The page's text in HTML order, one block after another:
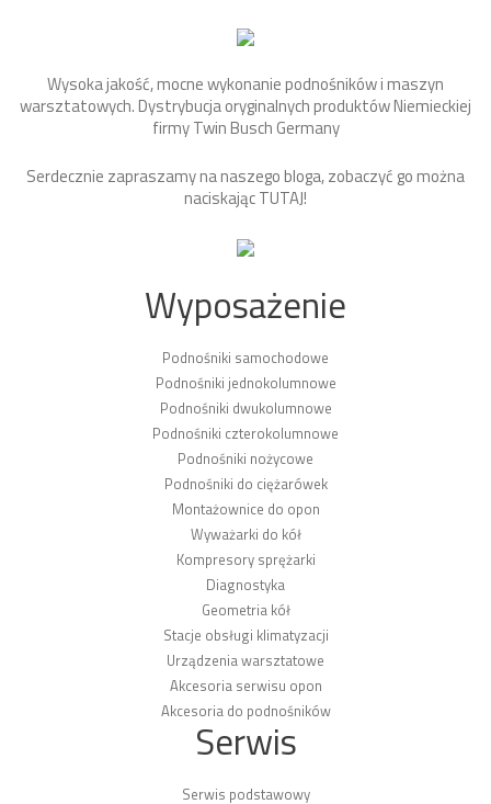
Wysoka jakość, mocne wykonanie podnośników i maszyn
warsztatowych. Dystrybucja oryginalnych produktów Niemieckiej
firmy Twin Busch Germany
Serdecznie zapraszamy na naszego bloga, zobaczyć go można
naciskającTUTAJ!
Wyposażenie
Podnośniki samochodowe
Podnośniki jednokolumnowe
Podnośniki dwukolumnowe
Podnośniki czterokolumnowe
Podnośniki nożycowe
Podnośniki do ciężarówek
Montażownice do opon
Wyważarki do kół
Kompresory sprężarki
Diagnostyka
Geometria kół
Stacje obsługi klimatyzacji
Urządzenia warsztatowe
Akcesoria serwisu opon
Akcesoria do podnośników
Serwis
Serwis podstawowy